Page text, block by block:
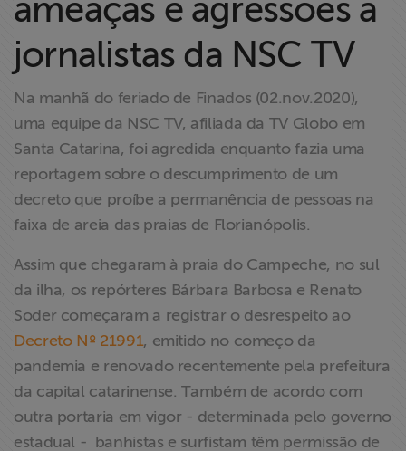
Documentários
dos
Notícias
Associe-se
Doe para
ABRAJI
>> Conteúdo
exclusivo para
associados
Assine a nossa
newsletter
ameaças e agressões a
jornalistas da NSC TV
Na manhã do feriado de Finados (02.nov.2020),
uma equipe da NSC TV, afiliada da TV Globo em
Santa Catarina, foi agredida enquanto fazia uma
reportagem sobre o descumprimento de um
decreto que proíbe a permanência de pessoas na
faixa de areia das praias de Florianópolis.
Assim que chegaram à praia do Campeche, no sul
da ilha, os repórteres Bárbara Barbosa e Renato
Soder começaram a registrar o desrespeito ao
Decreto Nº 21991, emitido no começo da
pandemia e renovado recentemente pela prefeitura
da capital catarinense. Também de acordo com
outra portaria em vigor - determinada pelo governo
estadual - banhistas e surfistam têm permissão de